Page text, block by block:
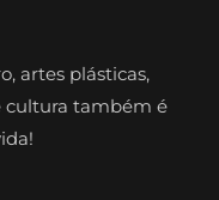
artes plásticas,
cultura também é